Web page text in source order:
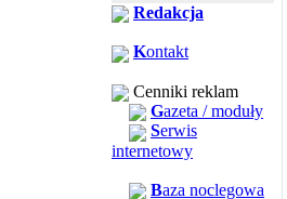
Redakcja
Kontakt
Cenniki reklam
Gazeta / moduły
Serwis
internetowy
Baza noclegowa